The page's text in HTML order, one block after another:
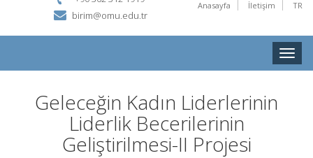
Anasayfa İletişim TR
birim@omu.edu.tr
Toggle
Geleceğin Kadın Liderlerinin
Liderlik Becerilerinin
Geliştirilmesi-II Projesi